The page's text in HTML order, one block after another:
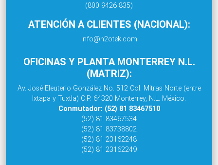
(800 9426 835)
ATENCIÓN A CLIENTES (NACIONAL):
info@h2otek.com
OFICINAS Y PLANTA MONTERREY N.L.
(MATRIZ):
Av. José Eleuterio González No. 512 Col. Mitras Norte (entre
Ixtapa y Tuxtla) C.P. 64320 Monterrey, N.L. México.
Conmutador: (52) 81 83467510
(52) 81 83467534
(52) 81 83738802
(52) 81 23162248
(52) 81 23162249